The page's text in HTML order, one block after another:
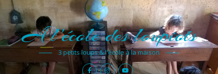
A l'école des loupiots
3 petits loups & l'école à la maison